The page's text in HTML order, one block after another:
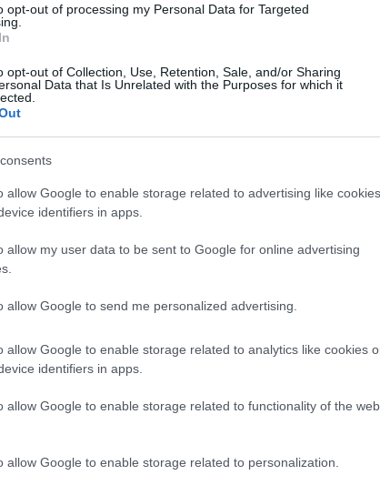
opt-out of processing my Personal Data for Targeted
opt-out of Collection, Use, Retention, Sale, and/or Sharing
Data that Is Unrelated with the Purposes for which it
allow Google to enable storage related to advertising like
identifiers in apps.
allow my user data to be sent to Google for online advertising
allow Google to send me personalized advertising.
allow Google to enable storage related to analytics like cookies
identifiers in apps.
allow Google to enable storage related to functionality of the
allow Google to enable storage related to personalization.
nel settore energetico, è noto per la
all’interno delle organizzazioni. La
una scelta strategica chiave per Snam,
sempre più complesse nel mercato
assume il ruolo di amministratore delegato,